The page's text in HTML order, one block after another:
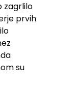
zagrlilo
prvih
su